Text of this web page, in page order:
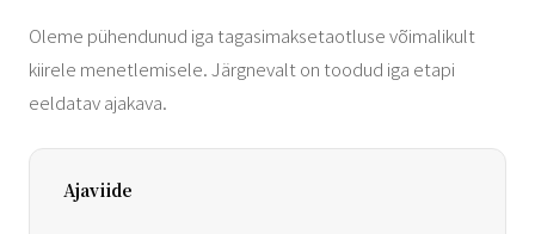
Oleme pühendunud iga tagasimaksetaotluse võimalikult
kiirele menetlemisele. Järgnevalt on toodud iga etapi
eeldatav ajakava.
Ajaviide